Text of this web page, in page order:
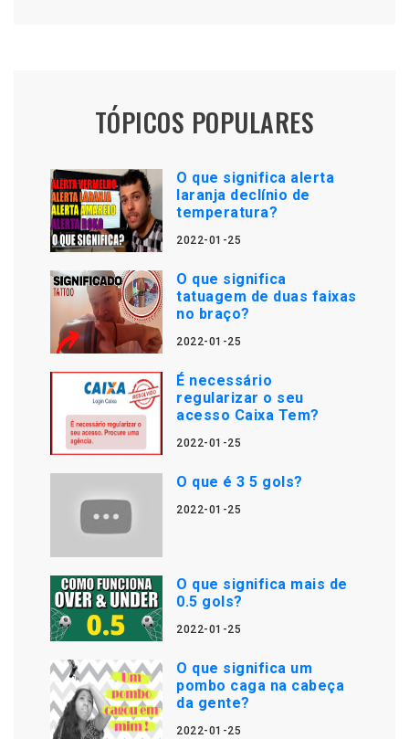
TÓPICOS POPULARES
O que significa alerta
laranja declínio de
temperatura?
2022-01-25
O que significa
tatuagem de duas faixas
no braço?
2022-01-25
É necessário
regularizar o seu
acesso Caixa Tem?
2022-01-25
O que é 3 5 gols?
2022-01-25
O que significa mais de
0.5 gols?
2022-01-25
O que significa um
pombo caga na cabeça
da gente?
2022-01-25